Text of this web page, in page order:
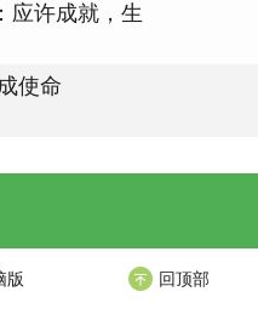
应许成就，生
使命
回顶部
版